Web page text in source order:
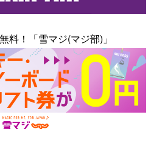
料！「雪マジ(マジ部)」